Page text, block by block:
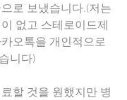
로 보냈습니다.(저는
없고 스테로이드제
오톡을 개인적으로
니다)
할 것을 원했지만 병